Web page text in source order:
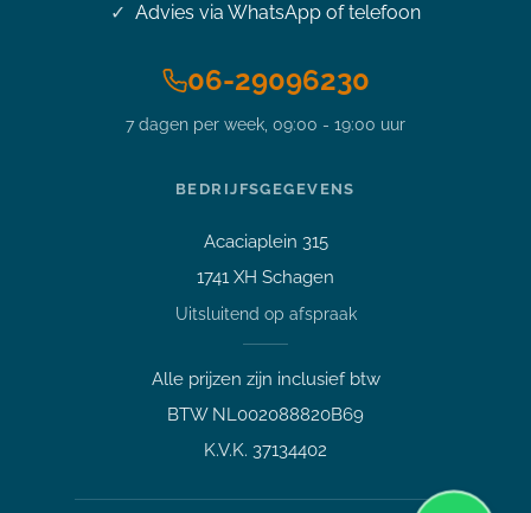
Advies via WhatsApp of telefoon
06-29096230
7 dagen per week, 09:00 - 19:00 uur
BEDRIJFSGEGEVENS
Acaciaplein 315
1741 XH Schagen
Uitsluitend op afspraak
Alle prijzen zijn inclusief btw
BTW NL002088820B69
K.V.K. 37134402
Stel je vraag over dit
1185G7 4.8GHz 16GB DDR4
Welk apparaat past bij mij?
Afspraak maken
Afhalen of bezichtigen
Verzending, status of afhalen